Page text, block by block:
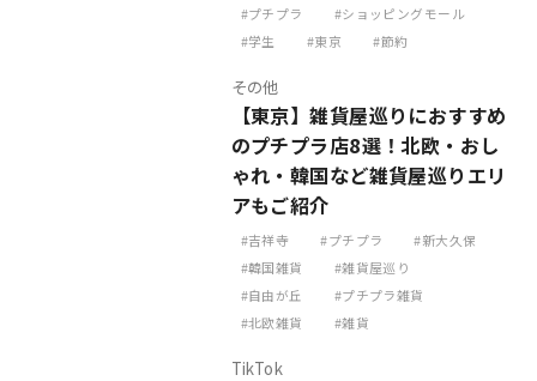
プチプラ
ショッピングモール
学生
東京 節約
その他
【東京】雑貨屋巡りにおすすめ
のプチプラ店8選！北欧・おし
ゃれ・韓国など雑貨屋巡りエリ
アもご紹介
吉祥寺 プチプラ
新大久保
韓国雑貨
雑貨屋巡り
自由が丘
プチプラ雑貨
北欧雑貨
雑貨
TikTok